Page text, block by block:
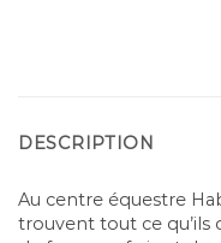
DESCRIPTION
Au centre équestre
trouvent tout ce qu’ils